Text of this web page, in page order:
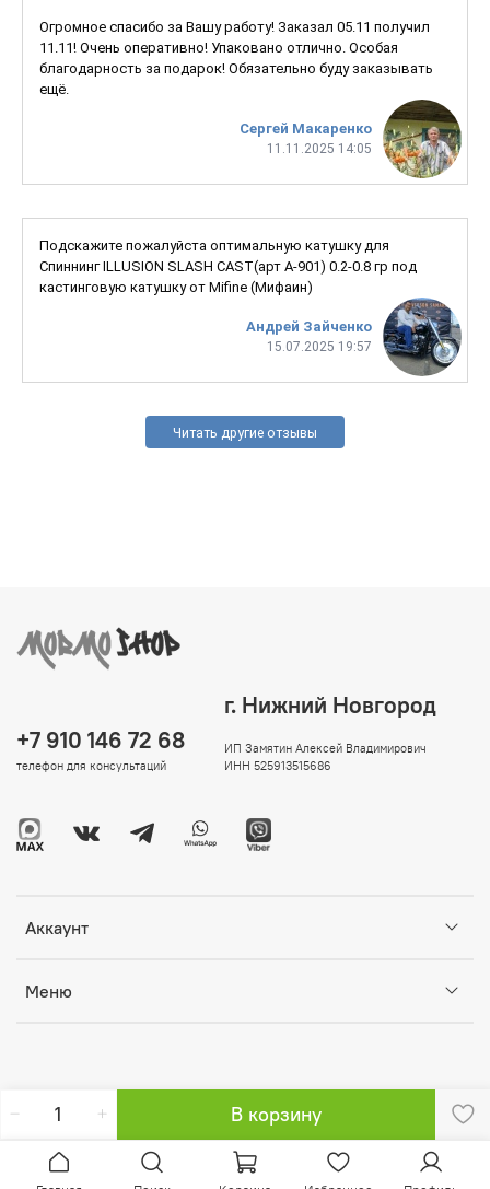
В корзину
Сергей Макаренко
11.11.2025 14:05
Огромное спасибо за Вашу работу! Заказал 05.11 получил
11.11! Очень оперативно! Упаковано отлично. Особая
благодарность за подарок! Обязательно буду заказывать
ещё.
Андрей Зайченко
15.07.2025 19:57
Подскажите пожалуйста оптимальную катушку для
Спиннинг ILLUSION SLASH CAST(арт A-901) 0.2-0.8 гр под
кастинговую катушку от Mifine (Мифаин)
Читать другие отзывы
Аккаунт
Меню
+7 910 146 72 68
телефон для консультаций
г. Нижний Новгород
ИП Замятин Алексей Владимирович
ИНН 525913515686